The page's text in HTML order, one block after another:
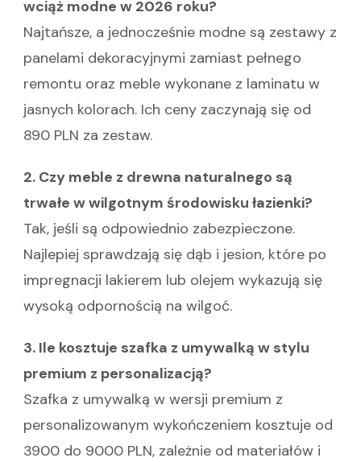
wciąż modne w 2026 roku?
Najtańsze, a jednocześnie modne są zestawy z
panelami dekoracyjnymi zamiast pełnego
remontu oraz meble wykonane z laminatu w
jasnych kolorach. Ich ceny zaczynają się od
890 PLN za zestaw.
2. Czy meble z drewna naturalnego są
trwałe w wilgotnym środowisku łazienki?
Tak, jeśli są odpowiednio zabezpieczone.
Najlepiej sprawdzają się dąb i jesion, które po
impregnacji lakierem lub olejem wykazują się
wysoką odpornością na wilgoć.
3. Ile kosztuje szafka z umywalką w stylu
premium z personalizacją?
Szafka z umywalką w wersji premium z
personalizowanym wykończeniem kosztuje od
3900 do 9000 PLN, zależnie od materiałów i